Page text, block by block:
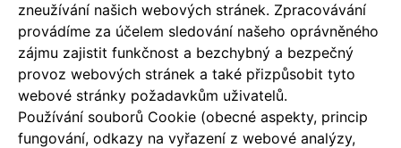
zneužívání našich webových stránek. Zpracovávání
provádíme za účelem sledování našeho oprávněného
zájmu zajistit funkčnost a bezchybný a bezpečný
provoz webových stránek a také přizpůsobit tyto
webové stránky požadavkům uživatelů.
Používání souborů Cookie (obecné aspekty, princip
fungování, odkazy na vyřazení z webové analýzy,